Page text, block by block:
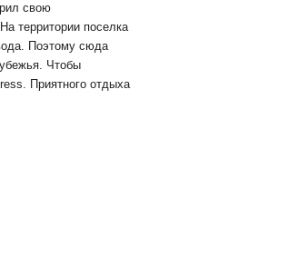
свою
территории поселка
Поэтому сюда
Чтобы
Приятного отдыха